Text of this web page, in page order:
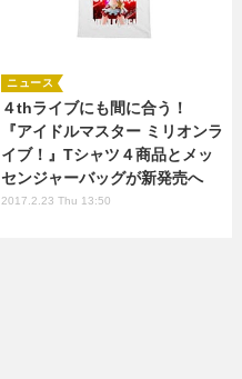
４thライブにも間に合う！
『アイドルマスター ミリオンラ
イブ！』Tシャツ４商品とメッ
センジャーバッグが新発売へ
ニュース
2017.2.23 Thu 13:50